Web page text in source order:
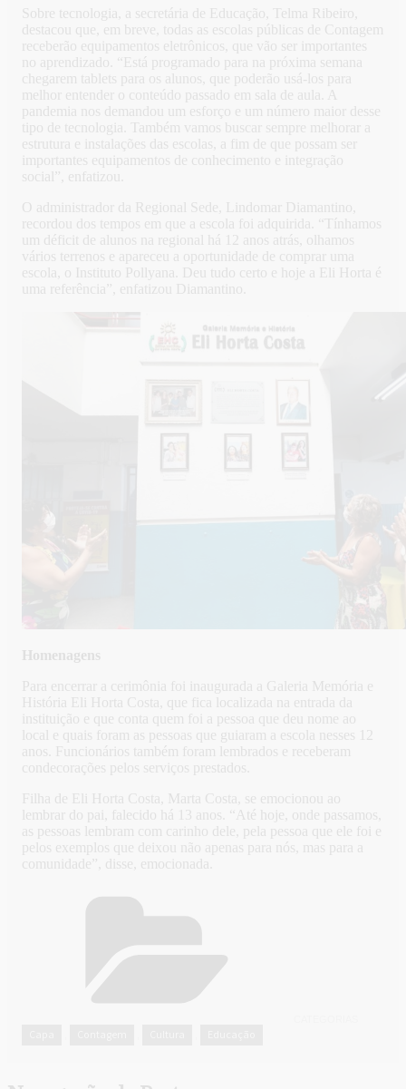
Sobre tecnologia, a secretária de Educação, Telma Ribeiro,
destacou que, em breve, todas as escolas públicas de Contagem
receberão equipamentos eletrônicos, que vão ser importantes
no aprendizado. “Está programado para na próxima semana
chegarem tablets para os alunos, que poderão usá-los para
melhor entender o conteúdo passado em sala de aula. A
pandemia nos demandou um esforço e um número maior desse
tipo de tecnologia. Também vamos buscar sempre melhorar a
estrutura e instalações das escolas, a fim de que possam ser
importantes equipamentos de conhecimento e integração
social”, enfatizou.
O administrador da Regional Sede, Lindomar Diamantino,
recordou dos tempos em que a escola foi adquirida. “Tínhamos
um déficit de alunos na regional há 12 anos atrás, olhamos
vários terrenos e apareceu a oportunidade de comprar uma
escola, o Instituto Pollyana. Deu tudo certo e hoje a Eli Horta é
uma referência”, enfatizou Diamantino.
Homenagens
Para encerrar a cerimônia foi inaugurada a Galeria Memória e
História Eli Horta Costa, que fica localizada na entrada da
instituição e que conta quem foi a pessoa que deu nome ao
local e quais foram as pessoas que guiaram a escola nesses 12
anos. Funcionários também foram lembrados e receberam
condecorações pelos serviços prestados.
Filha de Eli Horta Costa, Marta Costa, se emocionou ao
lembrar do pai, falecido há 13 anos. “Até hoje, onde passamos,
as pessoas lembram com carinho dele, pela pessoa que ele foi e
pelos exemplos que deixou não apenas para nós, mas para a
comunidade”, disse, emocionada.